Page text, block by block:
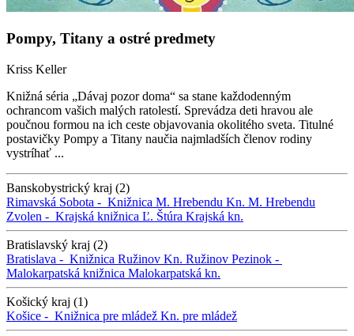
Pompy, Titany a ostré predmety
Kriss Keller
Knižná séria „Dávaj pozor doma“ sa stane každodenným
ochrancom vašich malých ratolestí. Sprevádza deti hravou ale
poučnou formou na ich ceste objavovania okolitého sveta. Titulné
postavičky Pompy a Titany naučia najmladších členov rodiny
vystríhať ...
Banskobystrický kraj (2)
Rimavská Sobota - Knižnica M. Hrebendu Kn. M. Hrebendu
Zvolen - Krajská knižnica Ľ. Štúra Krajská kn.
Bratislavský kraj (2)
Bratislava - Knižnica Ružinov Kn. Ružinov Pezinok -
Malokarpatská knižnica Malokarpatská kn.
Košický kraj (1)
Košice - Knižnica pre mládež Kn. pre mládež